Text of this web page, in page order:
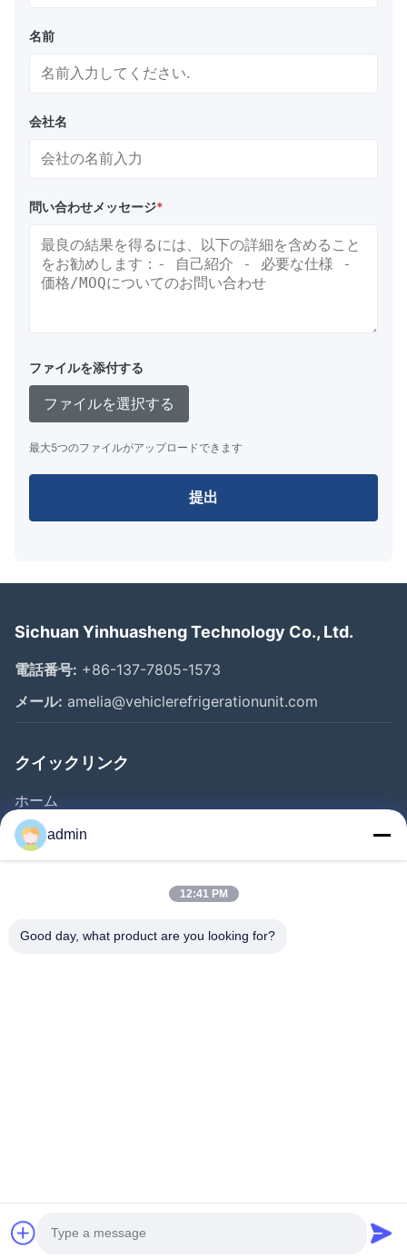
名前
会社名
問い合わせメッセージ*
ファイルを添付する
ファイルを選択する
最大5つのファイルがアップロードできます
提出
Sichuan Yinhuasheng Technology Co., Ltd.
電話番号: +86-137-7805-1573
メール: amelia@vehiclerefrigerationunit.com
クイックリンク
ホーム
製品
動画
工場見学
©2024- Sichuan Yinhuasheng Technology Co., Ltd.. . 複製権所有。
admin
12:41 PM
Good day, what product are you looking for?